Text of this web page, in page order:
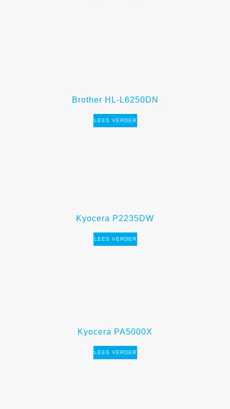
Brother HL-L6250DN
LEES VERDER
Kyocera P2235DW
LEES VERDER
Kyocera PA5000X
LEES VERDER